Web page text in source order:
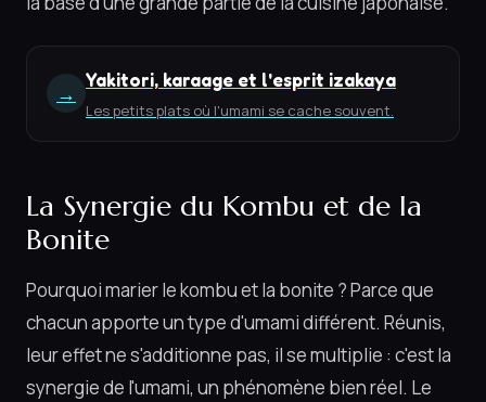
→
Yakitori, karaage et l'esprit izakaya
Les petits plats où l'umami se cache souvent.
La Synergie du Kombu et de la
Bonite
Pourquoi marier le kombu et la bonite ? Parce que
chacun apporte un type d'umami différent. Réunis,
leur effet ne s'additionne pas, il se multiplie : c'est la
synergie de l'umami, un phénomène bien réel. Le